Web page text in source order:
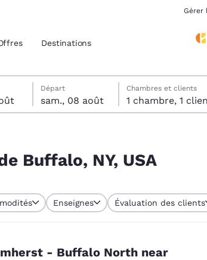
Español Español
Gérer
Destinations
Départ
sam., 08 août
sélectionnée au samedi 8 août
sélectionnée au vendredi 7 août
Chambres et clients
1 chambre, 1
Buffalo, NY, USA
Enseignes Évaluation des clients
- Buffalo North near